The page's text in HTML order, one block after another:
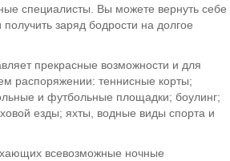
специалисты. Вы можете вернуть себе
заряд бодрости на долгое
прекрасные возможности и для
распоряжении: теннисные корты;
и футбольные площадки; боулинг;
езды; яхты, водные виды спорта и
всевозможные ночные